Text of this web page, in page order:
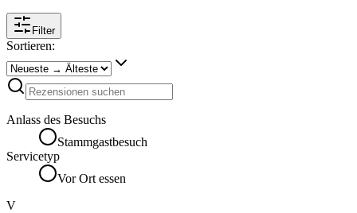
Filter
Sortieren:
Anlass des Besuchs
Stammgastbesuch
Servicetyp
Vor Ort essen
V